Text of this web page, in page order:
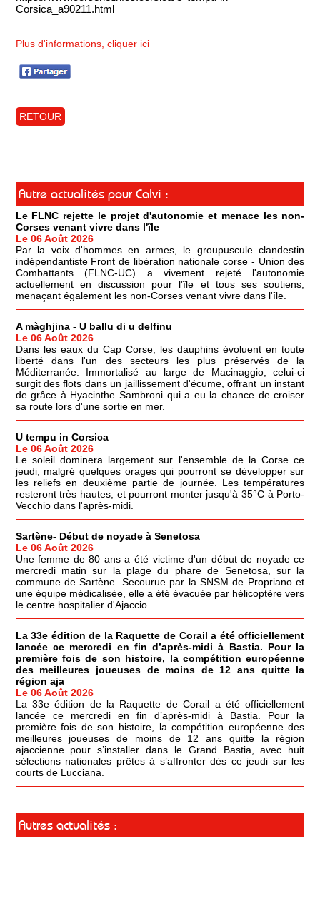
Corsica_a90211.html
Plus d'informations, cliquer ici
RETOUR
Autre actualités pour Calvi :
Le FLNC rejette le projet d'autonomie et menace les non-
Corses venant vivre dans l'île
Le 06 Août 2026
Par la voix d'hommes en armes, le groupuscule clandestin
indépendantiste Front de libération nationale corse - Union des
Combattants (FLNC-UC) a vivement rejeté l'autonomie
actuellement en discussion pour l'île et tous ses soutiens,
menaçant également les non-Corses venant vivre dans l'île.
A màghjina - U ballu di u delfinu
Le 06 Août 2026
Dans les eaux du Cap Corse, les dauphins évoluent en toute
liberté dans l'un des secteurs les plus préservés de la
Méditerranée. Immortalisé au large de Macinaggio, celui-ci
surgit des flots dans un jaillissement d'écume, offrant un instant
de grâce à Hyacinthe Sambroni qui a eu la chance de croiser
sa route lors d'une sortie en mer.
U tempu in Corsica
Le 06 Août 2026
Le soleil dominera largement sur l'ensemble de la Corse ce
jeudi, malgré quelques orages qui pourront se développer sur
les reliefs en deuxième partie de journée. Les températures
resteront très hautes, et pourront monter jusqu'à 35°C à Porto-
Vecchio dans l'après-midi.
Sartène- Début de noyade à Senetosa
Le 06 Août 2026
Une femme de 80 ans a été victime d'un début de noyade ce
mercredi matin sur la plage du phare de Senetosa, sur la
commune de Sartène. Secourue par la SNSM de Propriano et
une équipe médicalisée, elle a été évacuée par hélicoptère vers
le centre hospitalier d'Ajaccio.
La 33e édition de la Raquette de Corail a été officiellement
lancée ce mercredi en fin d’après-midi à Bastia. Pour la
première fois de son histoire, la compétition européenne
des meilleures joueuses de moins de 12 ans quitte la
région aja
Le 06 Août 2026
La 33e édition de la Raquette de Corail a été officiellement
lancée ce mercredi en fin d’après-midi à Bastia. Pour la
première fois de son histoire, la compétition européenne des
meilleures joueuses de moins de 12 ans quitte la région
ajaccienne pour s’installer dans le Grand Bastia, avec huit
sélections nationales prêtes à s’affronter dès ce jeudi sur les
courts de Lucciana.
Autres actualités :